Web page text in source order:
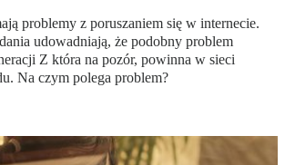
problemy z poruszaniem się w internecie.
udowadniają, że podobny problem
Z która na pozór, powinna w sieci
Na czym polega problem?